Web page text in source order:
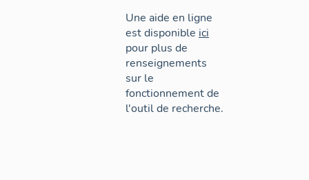
Une aide en ligne
est disponible ici
pour plus de
renseignements
sur le
fonctionnement de
l'outil de recherche.